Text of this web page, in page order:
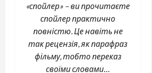
«спойлер» – ви прочитаєте
спойлер практично
повністю. Це навіть не
так рецензія, як парафраз
фільму, тобто переказ
своїми словами…